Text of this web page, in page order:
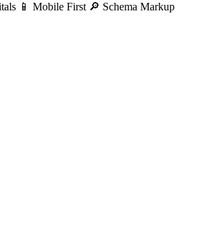
📱 Mobile First 🔎 Schema Markup